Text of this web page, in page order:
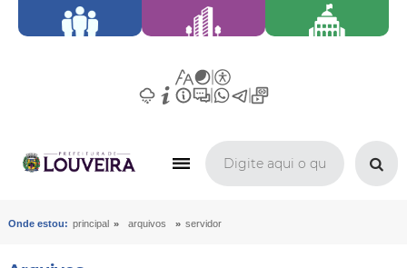
Onde estou: principal » arquivos » servidor